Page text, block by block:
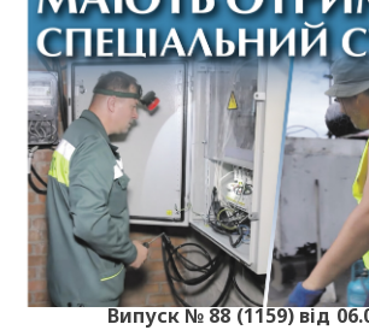
Випуск № 88 (1159) від